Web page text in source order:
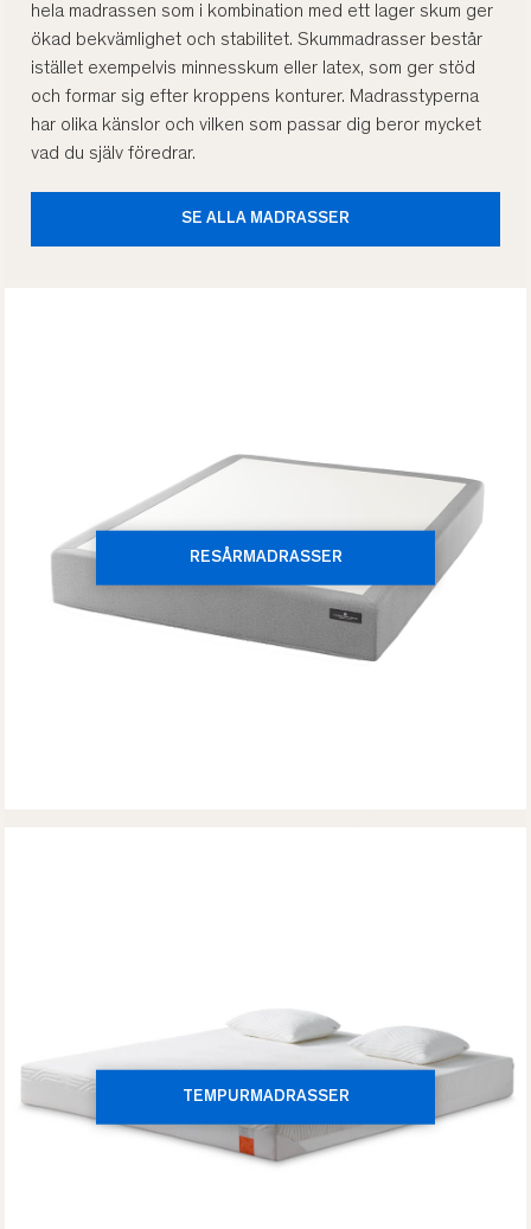
hela madrassen som i kombination med ett lager skum ger
ökad bekvämlighet och stabilitet. Skummadrasser består
istället exempelvis minnesskum eller latex, som ger stöd
och formar sig efter kroppens konturer. Madrasstyperna
har olika känslor och vilken som passar dig beror mycket
vad du själv föredrar.
SE ALLA MADRASSER
RESÅRMADRASSER
TEMPURMADRASSER